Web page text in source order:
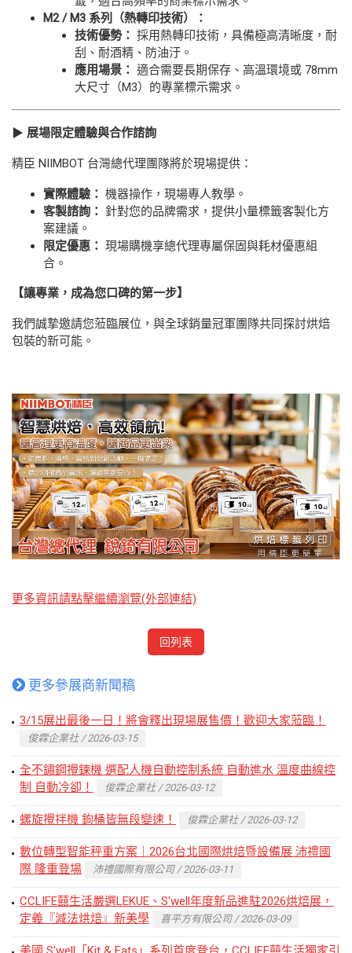
M2 / M3 系列（熱轉印技術）：
技術優勢： 採用熱轉印技術，具備極高清晰度，耐
刮、耐酒精、防油汙。
應用場景： 適合需要長期保存、高溫環境或 78mm
大尺寸（M3）的專業標示需求。
▶ 展場限定體驗與合作諮詢
精臣 NIIMBOT 台灣總代理團隊將於現場提供：
實際體驗： 機器操作，現場專人教學。
客製諮詢： 針對您的品牌需求，提供小量標籤客製化方
案建議。
限定優惠： 現場購機享總代理專屬保固與耗材優惠組
合。
【讓專業，成為您口碑的第一步】
我們誠摯邀請您蒞臨展位，與全球銷量冠軍團隊共同探討烘焙
包裝的新可能。
更多資訊請點擊繼續瀏覽(外部連結)
回列表
更多參展商新聞稿
3/15展出最後一日！將會釋出現場展售價！歡迎大家蒞臨！
俊霖企業社 / 2026-03-15
全不鏽鋼攪鍊機 選配人機自動控制系統 自動進水 溫度曲線控
制 自動冷卻！
俊霖企業社 / 2026-03-12
螺旋攪拌機 鉤桶皆無段變速！ 俊霖企業社 / 2026-03-12
數位轉型智能秤重方案｜2026台北國際烘焙暨設備展 沛禮國
際 隆重登場
沛禮國際有限公司 / 2026-03-11
CCLIFE囍生活嚴選LEKUE、S'well年度新品進駐2026烘焙展，
定義『減法烘焙』新美學
喜平方有限公司 / 2026-03-09